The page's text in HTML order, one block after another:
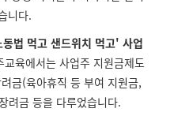
니다.
법 먹고 샌드위치 먹고' 사업
육에서는 사업주 지원금제도
금(육아휴직 등 부여 지원금,
려금 등을 다루었습니다.